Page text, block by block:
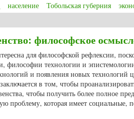
население Тобольская губерния
философское
для философской рефлексии,
философии технологии и
и появления новых технологий
в том, чтобы
чтобы получить более полное
проблему, которая имеет социальные,